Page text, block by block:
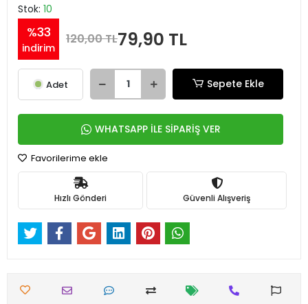
Stok: 10
%33
indirim
120,00 TL79,90 TL
Adet Sepete Ekle
WHATSAPP İLE SİPARİŞ VER
Favorilerime ekle
Hızlı Gönderi Güvenli Alışveriş